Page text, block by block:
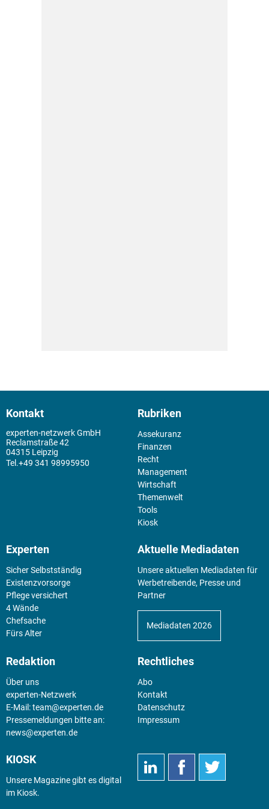
Kontakt
experten-netzwerk GmbH
Reclamstraße 42
04315 Leipzig
+49 341 98995950
Rubriken
Assekuranz
Finanzen
Recht
Management
Wirtschaft
Themenwelt
Tools
Kiosk
Experten
Sicher Selbstständig
Existenz­vorsorge
Pflege versichert
4 Wände
Chefsache
Fürs Alter
Aktuelle Mediadaten
Unsere aktuellen Mediadaten für
Werbetreibende, Presse und
Partner
Mediadaten 2026
Redaktion
Über uns
experten-Netzwerk
E-Mail:team@experten.de
Pressemeldungen bitte an:
news@experten.de
Rechtliches
Abo
Kontakt
Datenschutz
Impressum
KIOSK
Unsere Magazine gibt es digital
im Kiosk.